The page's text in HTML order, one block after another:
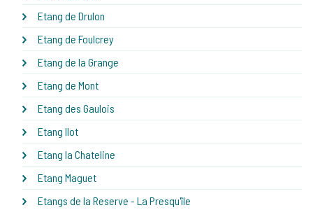
Etang de Drulon
Etang de Foulcrey
Etang de la Grange
Etang de Mont
Etang des Gaulois
Etang Ilot
Etang la Chateline
Etang Maguet
Etangs de la Reserve - La Presqu'île